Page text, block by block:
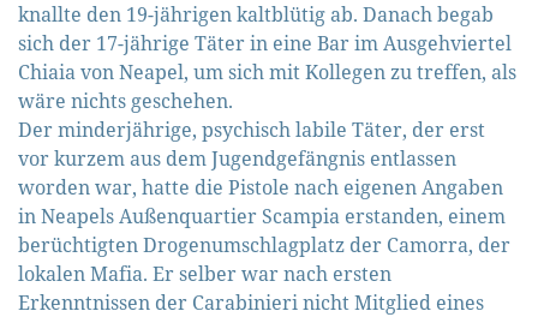
knallte den 19-jährigen kaltblütig ab. Danach begab
sich der 17-jährige Täter in eine Bar im Ausgehviertel
Chiaia von Neapel, um sich mit Kollegen zu treffen, als
wäre nichts geschehen.
Der minderjährige, psychisch labile Täter, der erst
vor kurzem aus dem Jugendgefängnis entlassen
worden war, hatte die Pistole nach eigenen Angaben
in Neapels Außenquartier Scampia erstanden, einem
berüchtigten Drogenumschlagplatz der Camorra, der
lokalen Mafia. Er selber war nach ersten
Erkenntnissen der Carabinieri nicht Mitglied eines